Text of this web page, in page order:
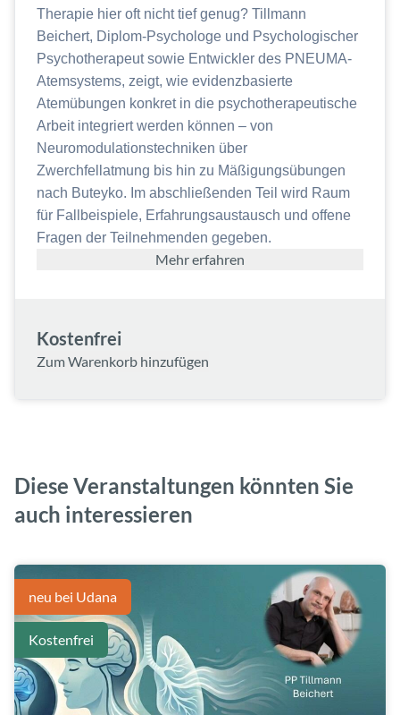
Therapie hier oft nicht tief genug? Tillmann
Beichert, Diplom-Psychologe und Psychologischer
Psychotherapeut sowie Entwickler des PNEUMA-
Atemsystems, zeigt, wie evidenzbasierte
Atemübungen konkret in die psychotherapeutische
Arbeit integriert werden können – von
Neuromodulationstechniken über
Zwerchfellatmung bis hin zu Mäßigungsübungen
nach Buteyko. Im abschließenden Teil wird Raum
für Fallbeispiele, Erfahrungsaustausch und offene
Fragen der Teilnehmenden gegeben.
Mehr erfahren
Kostenfrei
Zum Warenkorb hinzufügen
Diese Veranstaltungen könnten Sie
auch interessieren
neu bei Udana
Kostenfrei